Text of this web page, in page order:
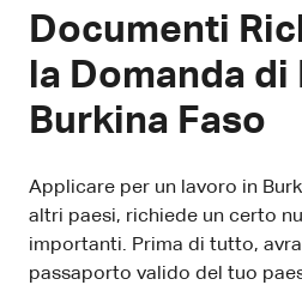
Documenti
la Domanda
Burkina Faso
Applicare per un lavoro in
altri paesi, richiede un certo
importanti. Prima di tutto,
passaporto valido del tuo